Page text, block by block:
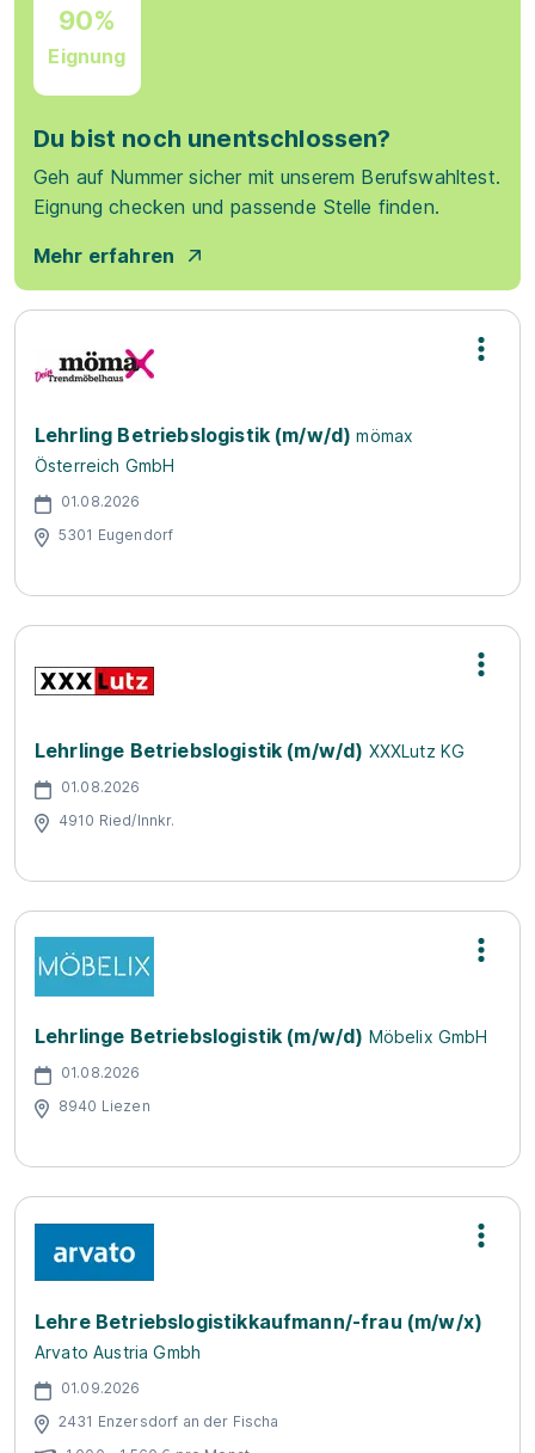
90%
Eignung
Du bist noch unentschlossen?
Geh auf Nummer sicher mit unserem Berufswahltest.
Eignung checken und passende Stelle finden.
Mehr erfahren
Lehrling Betriebslogistik (m/w/d) mömax
Österreich GmbH
01.08.2026
5301 Eugendorf
Lehrlinge Betriebslogistik (m/w/d) XXXLutz KG
01.08.2026
4910 Ried/Innkr.
Lehrlinge Betriebslogistik (m/w/d) Möbelix GmbH
01.08.2026
8940 Liezen
Lehre Betriebslogistikkaufmann/-frau (m/w/x)
Arvato Austria Gmbh
01.09.2026
2431 Enzersdorf an der Fischa